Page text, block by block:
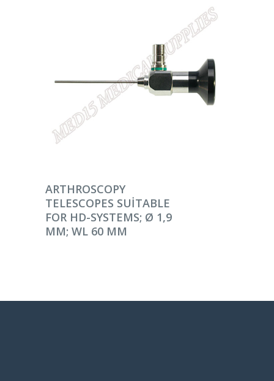
DEVAMINI OKU
ARTHROSCOPY
TELESCOPES SUITABLE
FOR HD-SYSTEMS; Ø 1,9
MM; WL 60 MM